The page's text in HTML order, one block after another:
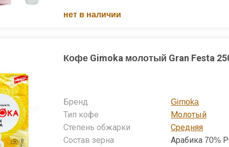
нет в наличии
Кофе Gimoka молотый Gran Festa
Бренд
Gimoka
Тип кофе
Молотый
Степень обжарки
Средняя
Состав зерна
Арабика 70%